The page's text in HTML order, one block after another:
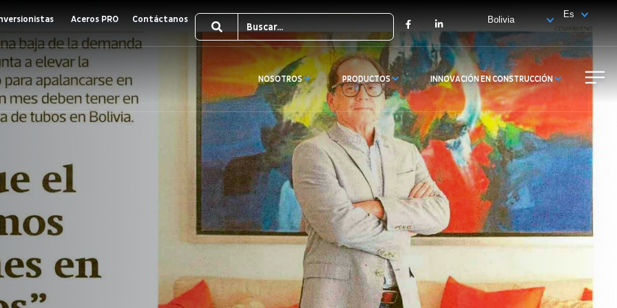
Aceros PRO Contáctanos FacebookLinkedIn
NOSOTROS PRODUCTOS INNOVACIÓN EN CONSTRUCCIÓN